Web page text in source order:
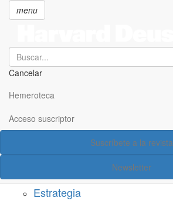
principal
menu
Search
Cancelar
Hemeroteca
Acceso suscriptor
Suscríbete a la revista
Newsletter
Acceso suscriptor
Estrategia